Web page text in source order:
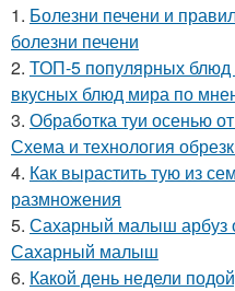
1. Болезни печени и
болезни печени
2. ТОП-5 популярных блюд
вкусных блюд мира по
3. Обработка туи осенью
Схема и технология
4. Как вырастить тую из
размножения
5. Сахарный малыш арбуз
Сахарный малыш
6. Какой день недели